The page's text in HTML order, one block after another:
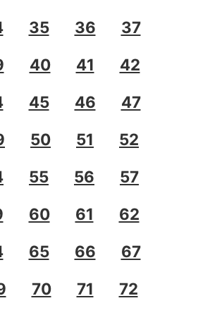
35 36
37
40 41
42
45 46
47
50 51
52
55 56
57
60 61
62
65 66
67
70 71
72